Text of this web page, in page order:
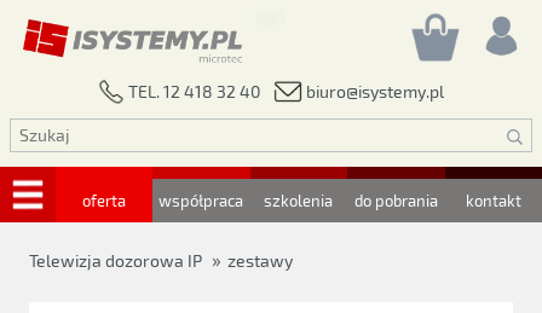
TEL. 12 418 32 40 biuro@isystemy.pl
oferta współpraca szkolenia do pobrania kontakt
Telewizja dozorowa IP » zestawy